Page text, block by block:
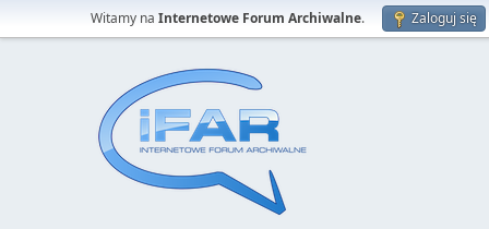
Witamy na Internetowe Forum Archiwalne. Zaloguj się